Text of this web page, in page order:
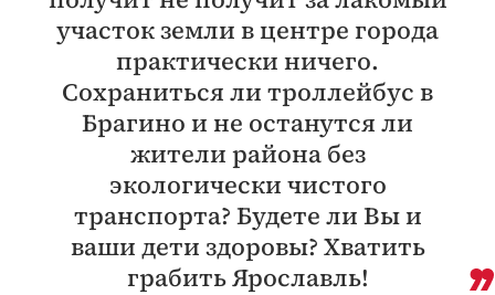
участок земли в центре города
практически ничего.
Сохраниться ли троллейбус в
Брагино и не останутся ли
жители района без
экологически чистого
транспорта? Будете ли Вы и
ваши дети здоровы? Хватить
грабить Ярославль!